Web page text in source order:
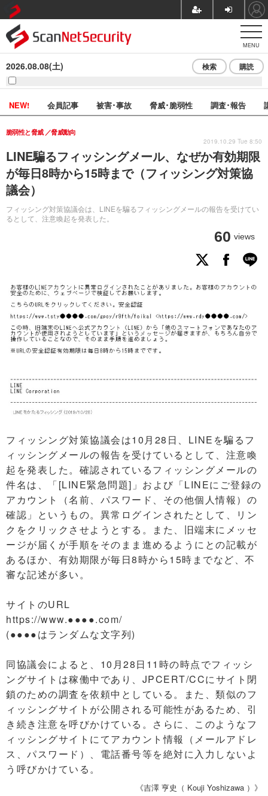
MENU
2026.08.08(土) 検索 購読
NEW! 会員記事 被害･事故 脅威･脆弱性 調査･報告
LINE騙るフィッシングメール、なぜか有効期限
が毎日8時から15時まで（フィッシング対策協
議会）
フィッシング対策協議会は、LINEを騙るフィッシングメールの報告を受けてい
るとして、注意喚起を発表した。
脆弱性と脅威 脅威動向
60 views
2019.10.29 Tue 8:50
フィッシング対策協議会は10月28日、LINEを騙るフ
ィッシングメールの報告を受けているとして、注意喚
起を発表した。確認されているフィッシングメールの
件名は、「[LINE緊急問題]」および「LINEにご登録の
アカウント（名前、パスワード、その他個人情報）の
確認」というもの。異常ログインされたとして、リン
クをクリックさせようとする。また、旧端末にメッセ
ージが届くが手順をそのまま進めるようにとの記載が
あるほか、有効期限が毎日8時から15時までなど、不
審な記述が多い。
サイトのURL
https://www.●●●●.com/
(●●●●はランダムな文字列)
同協議会によると、10月28日11時の時点でフィッシ
ングサイトは稼働中であり、JPCERT/CCにサイト閉
鎖のための調査を依頼中としている。また、類似のフ
ィッシングサイトが公開される可能性があるため、引
き続き注意を呼びかけている。さらに、このようなフ
ィッシングサイトにてアカウント情報（メールアドレ
ス、パスワード）、電話番号等を絶対に入力しないよ
う呼びかけている。
《吉澤 亨史（ Kouji Yoshizawa ）》